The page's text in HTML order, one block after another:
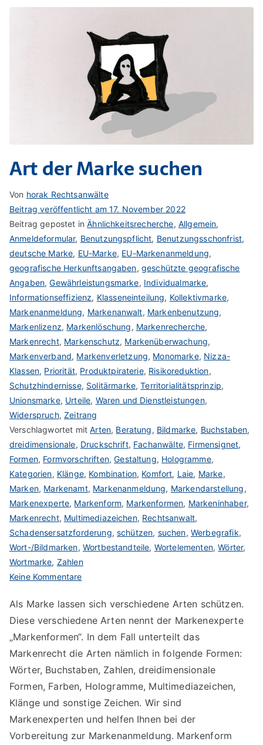
Art der Marke suchen
Von horak Rechtsanwälte
Beitrag veröffentlicht am17. November 2022
Beitrag gepostet inÄhnlichkeitsrecherche, Allgemein,
Anmeldeformular, Benutzungspflicht, Benutzungsschonfrist,
deutsche Marke, EU-Marke, EU-Markenanmeldung,
geografische Herkunftsangaben, geschützte geografische
Angaben,Gewährleistungsmarke, Individualmarke,
Informationseffizienz, Klasseneinteilung, Kollektivmarke,
Markenanmeldung, Markenanwalt, Markenbenutzung,
Markenlizenz, Markenlöschung, Markenrecherche,
Markenrecht, Markenschutz, Markenüberwachung,
Markenverband, Markenverletzung, Monomarke, Nizza-
Klassen, Priorität, Produktpiraterie, Risikoreduktion,
Schutzhindernisse, Solitärmarke,Territorialitätsprinzip,
Unionsmarke, Urteile, Waren und Dienstleistungen,
Widerspruch,Zeitrang
Verschlagwortet mitArten, Beratung, Bildmarke, Buchstaben,
dreidimensionale, Druckschrift, Fachanwälte, Firmensignet,
Formen, Formvorschriften,Gestaltung, Hologramme,
Kategorien, Klänge, Kombination, Komfort, Laie, Marke,
Marken, Markenamt, Markenanmeldung, Markendarstellung,
Markenexperte, Markenform, Markenformen, Markeninhaber,
Markenrecht, Multimediazeichen, Rechtsanwalt,
Schadensersatzforderung,schützen, suchen, Werbegrafik,
Wort-/Bildmarken, Wortbestandteile, Wortelementen,Wörter,
Wortmarke, Zahlen
Keine Kommentarezu
der
Marke
suchen
Als Marke lassen sich verschiedene Arten schützen.
Diese verschiedene Arten nennt der Markenexperte
„Markenformen“. In dem Fall unterteilt das
Markenrecht die Arten nämlich in folgende Formen:
Wörter, Buchstaben, Zahlen, dreidimensionale
Formen, Farben, Hologramme, Multimediazeichen,
Klänge und sonstige Zeichen. Wir sind
Markenexperten und helfen Ihnen bei der
Vorbereitung zur Markenanmeldung. Markenform